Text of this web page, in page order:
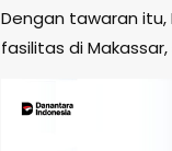
Dengan tawaran
fasilitas di